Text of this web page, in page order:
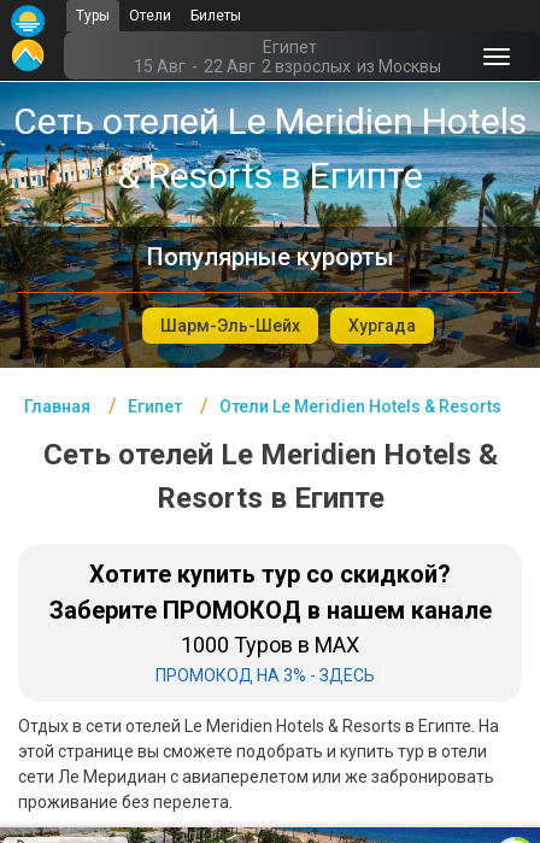
Туры Отели Билеты
Египет
15 Авг - 22 Авг 2 взрослых из Москвы
Сеть отелей Le Meridien Hotels
& Resorts в Египте
Популярные курорты
Шарм-Эль-Шейх Хургада
Главная Египет Отели Le Meridien Hotels & Resorts
Сеть отелей Le Meridien Hotels &
Resorts в Египте
Хотите купить тур со скидкой?
Заберите ПРОМОКОД в нашем канале
1000 Туров в MAX
ПРОМОКОД НА 3% - ЗДЕСЬ
Отдых в сети отелей Le Meridien Hotels & Resorts в Египте. На
этой странице вы сможете подобрать и купить тур в отели
сети Ле Меридиан с авиаперелетом или же забронировать
проживание без перелета.
Главная
Египет - Курорты
Офис г. Москва
Помощь
Подборки отелей
Турция
Таиланд
Египет
Северный Гоа
Южный Гоа
Занзибар